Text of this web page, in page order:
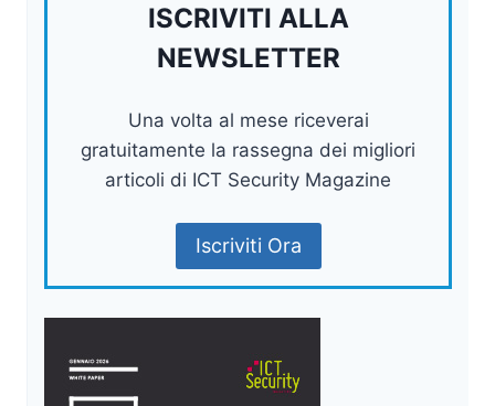
ISCRIVITI ALLA
NEWSLETTER
Una volta al mese riceverai
gratuitamente la rassegna dei migliori
articoli di ICT Security Magazine
Iscriviti Ora